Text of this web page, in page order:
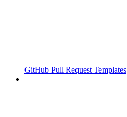
GitHub Pull Request Templates